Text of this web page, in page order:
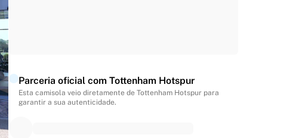
Parceria oficial com Tottenham Hotspur
Esta camisola veio diretamente de Tottenham Hotspur para
garantir a sua autenticidade.